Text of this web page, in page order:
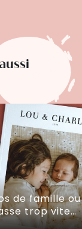
de famille
trop vite…